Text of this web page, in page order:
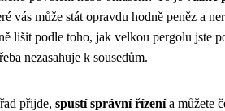
vás může stát opravdu hodně peněz a
lišit podle toho, jak velkou pergolu jste
nezasahuje k sousedům.
přijde, spustí správní řízenía můžete